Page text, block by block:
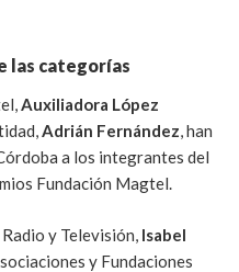
las categorías
Auxiliadora López
Adrián Fernández, han
a los integrantes del
Fundación Magtel.
y Televisión, Isabel
y Fundaciones